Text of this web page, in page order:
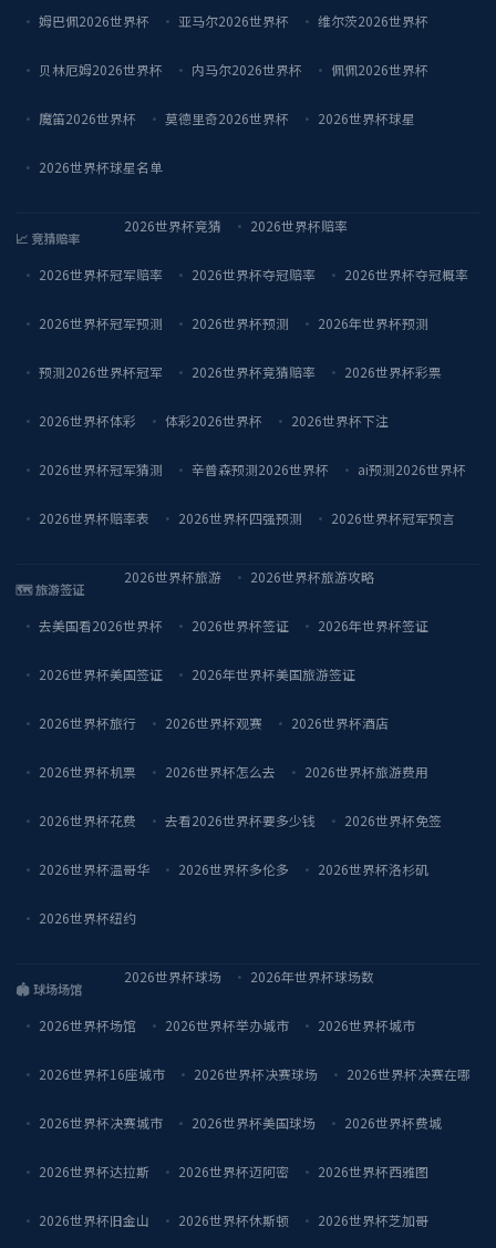
姆巴佩2026世界杯 亚马尔2026世界杯 维尔茨2026世界杯
贝林厄姆2026世界杯 内马尔2026世界杯 佩佩2026世界杯
魔笛2026世界杯 莫德里奇2026世界杯 2026世界杯球星
2026世界杯球星名单
📈 竞猜赔率
2026世界杯竞猜 2026世界杯赔率
2026世界杯冠军赔率 2026世界杯夺冠赔率 2026世界杯夺冠概率
2026世界杯冠军预测 2026世界杯预测 2026年世界杯预测
预测2026世界杯冠军 2026世界杯竞猜赔率 2026世界杯彩票
2026世界杯体彩 体彩2026世界杯 2026世界杯下注
2026世界杯冠军猜测 辛普森预测2026世界杯 ai预测2026世界杯
2026世界杯赔率表 2026世界杯四强预测 2026世界杯冠军预言
🗺️ 旅游签证
2026世界杯旅游 2026世界杯旅游攻略
去美国看2026世界杯 2026世界杯签证 2026年世界杯签证
2026世界杯美国签证 2026年世界杯美国旅游签证
2026世界杯旅行 2026世界杯观赛 2026世界杯酒店
2026世界杯机票 2026世界杯怎么去 2026世界杯旅游费用
2026世界杯花费 去看2026世界杯要多少钱 2026世界杯免签
2026世界杯温哥华 2026世界杯多伦多 2026世界杯洛杉矶
2026世界杯纽约
🏟️ 球场场馆
2026世界杯球场 2026年世界杯球场数
2026世界杯场馆 2026世界杯举办城市 2026世界杯城市
2026世界杯16座城市 2026世界杯决赛球场 2026世界杯决赛在哪
2026世界杯决赛城市 2026世界杯美国球场 2026世界杯费城
2026世界杯达拉斯 2026世界杯迈阿密 2026世界杯西雅图
2026世界杯旧金山 2026世界杯休斯顿 2026世界杯芝加哥